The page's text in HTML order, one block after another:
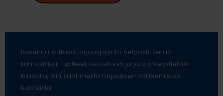
Rakenna kattava tarjouspyyntö helposti. Kerää
kiinnostavat tuotteet ostoskoriin ja jätä yhteystietosi
kassalla, niin saat meiltä tarjouksen valitsemistasi
tuotteista.